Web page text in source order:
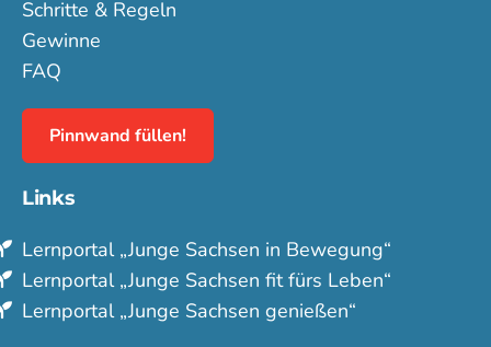
Schritte & Regeln
Gewinne
FAQ
Pinnwand füllen!
Links
Lern­portal „Junge Sachsen in Bewegung“
Lern­portal „Junge Sachsen fit fürs Leben“
Lern­portal „Junge Sachsen genießen“